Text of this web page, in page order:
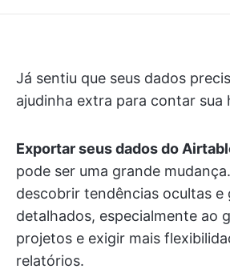
Já sentiu que seus dados
ajudinha extra para contar sua
Exportar seus dados do
pode ser uma grande
descobrir tendências ocultas e
detalhados, especialmente ao
projetos e exigir mais
relatórios.